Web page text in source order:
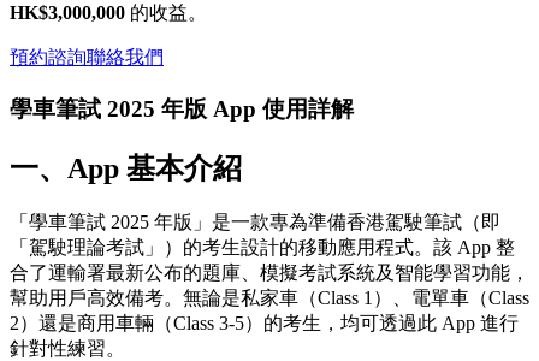
HK$3,000,000 的收益。
預約諮詢聯絡我們
學車筆試 2025 年版 App 使用詳解
一、App 基本介紹
「學車筆試 2025 年版」是一款專為準備香港駕駛筆試（即
「駕駛理論考試」）的考生設計的移動應用程式。該 App 整
合了運輸署最新公布的題庫、模擬考試系統及智能學習功能，
幫助用戶高效備考。無論是私家車（Class 1）、電單車（Class
2）還是商用車輛（Class 3-5）的考生，均可透過此 App 進行
針對性練習。